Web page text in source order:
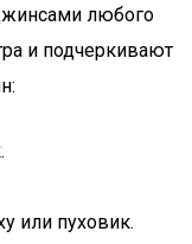
любого
и подчеркивают
или пуховик.